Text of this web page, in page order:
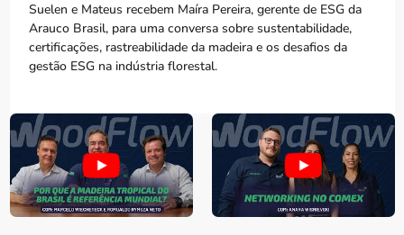
Suelen e Mateus recebem Maíra Pereira, gerente de ESG da
Arauco Brasil, para uma conversa sobre sustentabilidade,
certificações, rastreabilidade da madeira e os desafios da
gestão ESG na indústria florestal.